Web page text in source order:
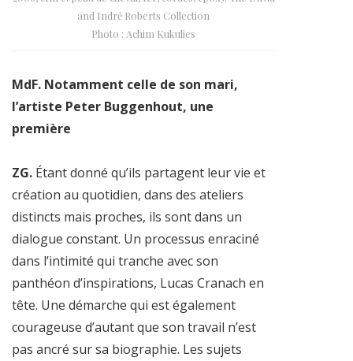
and Indrė Roberts Collection
Photo : Achim Kukulies
MdF. Notamment celle de son mari,
l’artiste Peter Buggenhout, une
première
ZG. Étant donné qu’ils partagent leur vie et
création au quotidien, dans des ateliers
distincts mais proches, ils sont dans un
dialogue constant. Un processus enraciné
dans l’intimité qui tranche avec son
panthéon d’inspirations, Lucas Cranach en
tête. Une démarche qui est également
courageuse d’autant que son travail n’est
pas ancré sur sa biographie. Les sujets